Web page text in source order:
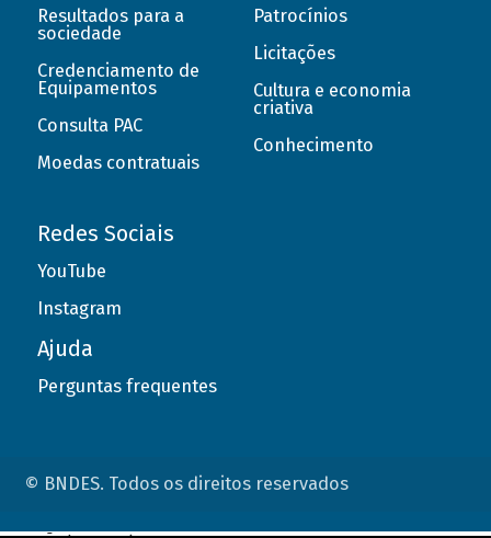
Resultados para a
sociedade
Credenciamento de
Equipamentos
Consulta PAC
Moedas contratuais
Patrocínios
Licitações
Cultura e economia
criativa
Conhecimento
Redes Sociais
YouTube
Instagram
Ajuda
Perguntas frequentes
© BNDES. Todos os direitos reservados